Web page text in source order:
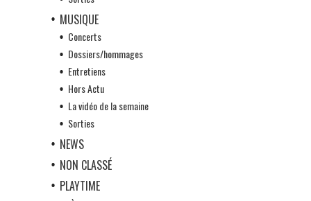
MUSIQUE
Concerts
Dossiers/hommages
Entretiens
Hors Actu
La vidéo de la semaine
Sorties
NEWS
NON CLASSÉ
PLAYTIME